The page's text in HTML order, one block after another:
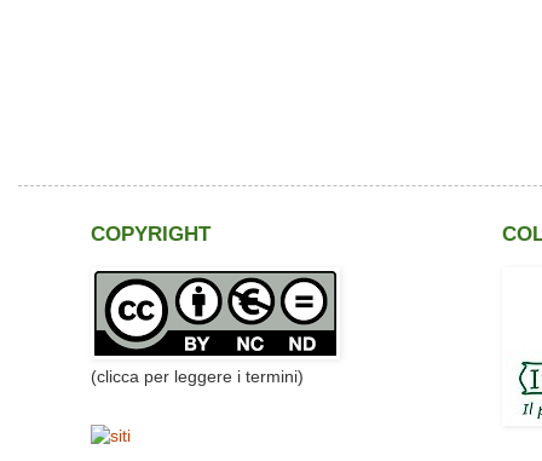
COPYRIGHT
(clicca per leggere i termini)